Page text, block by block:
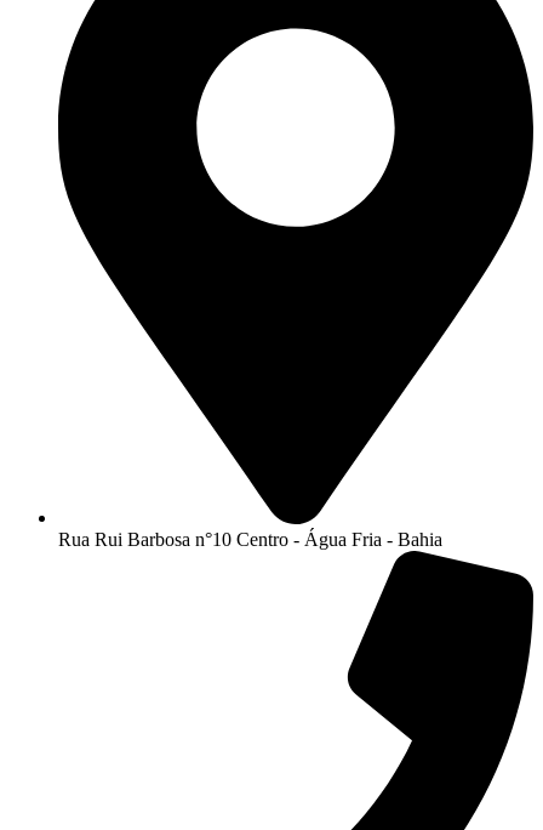
Rua Rui Barbosa n°10 Centro - Água Fria - Bahia